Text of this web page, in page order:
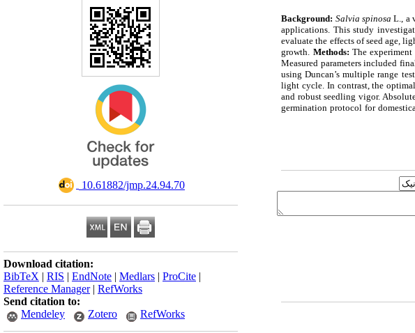
‎ 10.61882/jmp.24.94.70
Download citation:
BibTeX | RIS | EndNote | Medlars | ProCite |
Reference Manager| RefWorks
Send citation to:
Mendeley
Zotero RefWorks
Background: Salvia spinosa L., a
applications. This study
evaluate the effects of seed age,
growth. Methods: The
Measured parameters included
using Duncan’s multiple range
light cycle. In contrast, the
and robust seedling vigor.
germination protocol for